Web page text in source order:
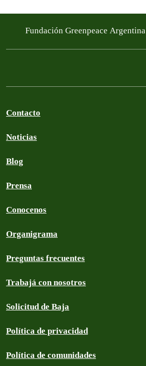
Fundación Greenpeace Argentina
Contacto
Noticias
Blog
Prensa
Conocenos
Organigrama
Preguntas frecuentes
Trabajá con nosotros
Solicitud de Baja
Política de privacidad
Política de comunidades